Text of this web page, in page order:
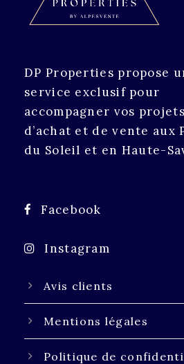
DP Properties propose
service exclusif pour
accompagner vos projets
d’achat et de vente aux
du Soleil et en Haute-
Facebook
Instagram
Avis clients
Mentions légales
Politique de